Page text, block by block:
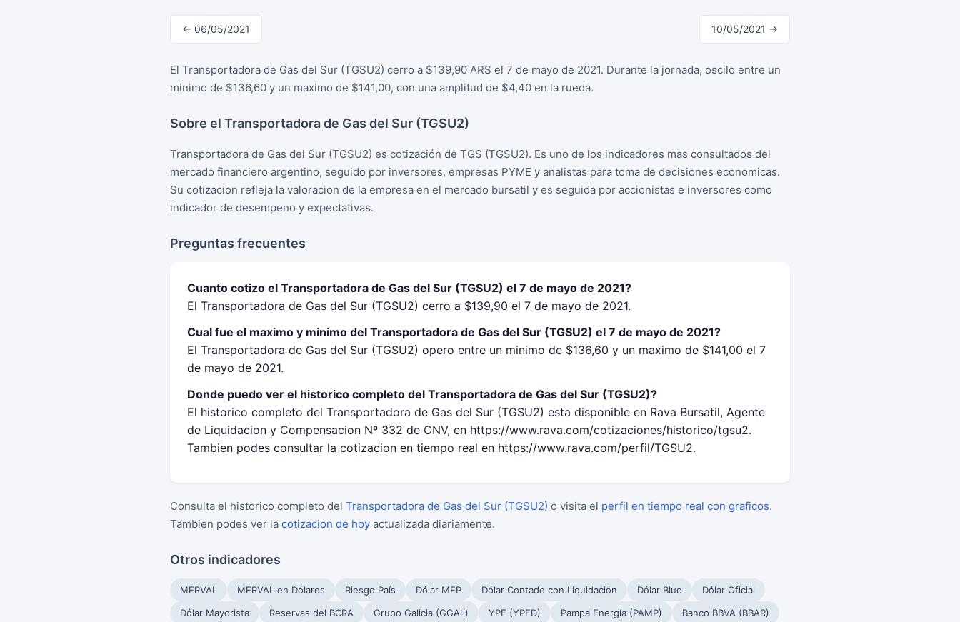
← 06/05/2021 10/05/2021 →
El Transportadora de Gas del Sur (TGSU2) cerro a $139,90 ARS el 7 de mayo de 2021. Durante la jornada, oscilo entre un
minimo de $136,60 y un maximo de $141,00, con una amplitud de $4,40 en la rueda.
Sobre el Transportadora de Gas del Sur (TGSU2)
Transportadora de Gas del Sur (TGSU2) es cotización de TGS (TGSU2). Es uno de los indicadores mas consultados del
mercado financiero argentino, seguido por inversores, empresas PYME y analistas para toma de decisiones economicas.
Su cotizacion refleja la valoracion de la empresa en el mercado bursatil y es seguida por accionistas e inversores como
indicador de desempeno y expectativas.
Preguntas frecuentes
Cuanto cotizo el Transportadora de Gas del Sur (TGSU2) el 7 de mayo de 2021?
El Transportadora de Gas del Sur (TGSU2) cerro a $139,90 el 7 de mayo de 2021.
Cual fue el maximo y minimo del Transportadora de Gas del Sur (TGSU2) el 7 de mayo de 2021?
El Transportadora de Gas del Sur (TGSU2) opero entre un minimo de $136,60 y un maximo de $141,00 el 7
de mayo de 2021.
Donde puedo ver el historico completo del Transportadora de Gas del Sur (TGSU2)?
El historico completo del Transportadora de Gas del Sur (TGSU2) esta disponible en Rava Bursatil, Agente
de Liquidacion y Compensacion Nº 332 de CNV, en https://www.rava.com/cotizaciones/historico/tgsu2.
Tambien podes consultar la cotizacion en tiempo real en https://www.rava.com/perfil/TGSU2.
Consulta el historico completo del Transportadora de Gas del Sur (TGSU2) o visita el perfil en tiempo real con graficos.
Tambien podes ver la cotizacion de hoy actualizada diariamente.
Otros indicadores
MERVAL MERVAL en Dólares Riesgo País Dólar MEP Dólar Contado con Liquidación Dólar Blue
Dólar Oficial
Dólar Mayorista
Reservas del BCRA Grupo Galicia (GGAL) YPF (YPFD) Pampa Energía (PAMP) Banco BBVA (BBAR)